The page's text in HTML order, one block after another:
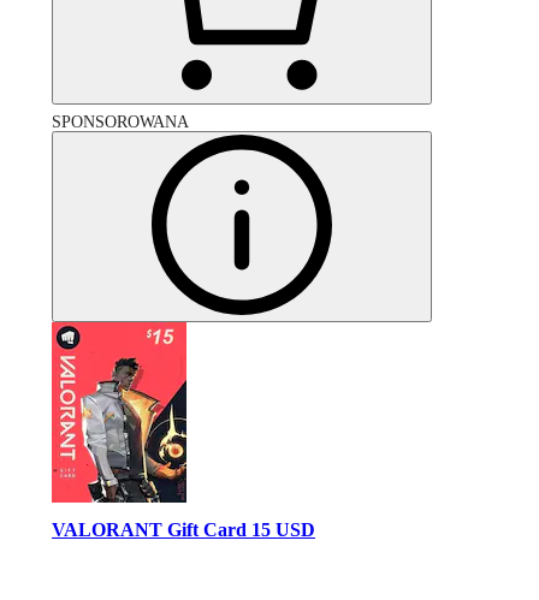
SPONSOROWANA
VALORANT Gift Card 15 USD